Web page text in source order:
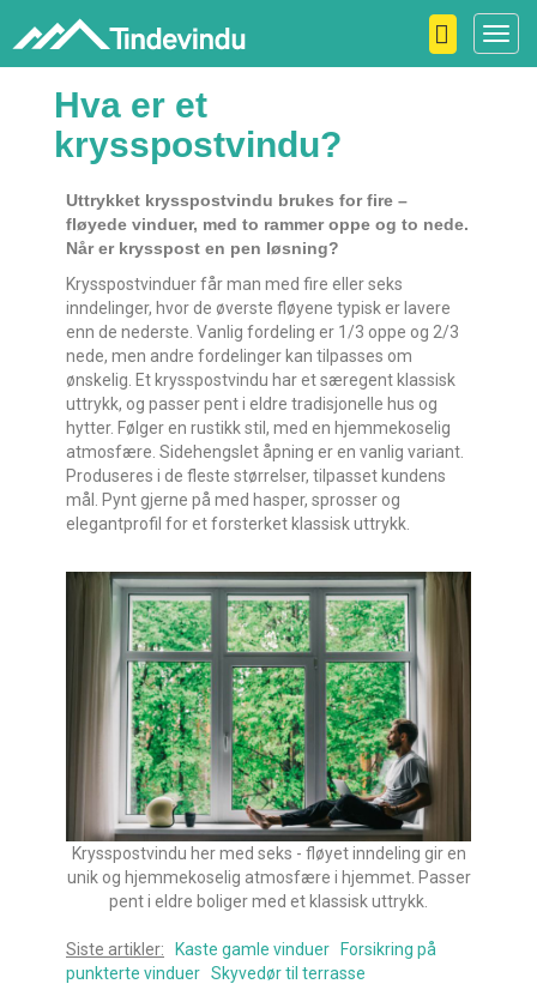
Hva er et
krysspostvindu?
Uttrykket krysspostvindu brukes for fire –
fløyede vinduer, med to rammer oppe og to nede.
Når er krysspost en pen løsning?
Krysspostvinduer får man med fire eller seks
inndelinger, hvor de øverste fløyene typisk er lavere
enn de nederste. Vanlig fordeling er 1/3 oppe og 2/3
nede, men andre fordelinger kan tilpasses om
ønskelig. Et krysspostvindu har et særegent klassisk
uttrykk, og passer pent i eldre tradisjonelle hus og
hytter. Følger en rustikk stil, med en hjemmekoselig
atmosfære. Sidehengslet åpning er en vanlig variant.
Produseres i de fleste størrelser, tilpasset kundens
mål. Pynt gjerne på med hasper, sprosser og
elegantprofil for et forsterket klassisk uttrykk.
Krysspostvindu her med seks - fløyet inndeling gir en
unik og hjemmekoselig atmosfære i hjemmet. Passer
pent i eldre boliger med et klassisk uttrykk.
Siste artikler: Kaste gamle vinduer
Forsikring på
punkterte vinduer Skyvedør til terrasse